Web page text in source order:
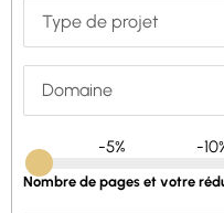
-5% -
Nombre de pages et votre